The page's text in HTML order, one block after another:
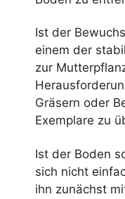
Ist der
einem der
zur
Gräsern oder
Exemplare zu
Ist der Boden
sich nicht
ihn zunächst